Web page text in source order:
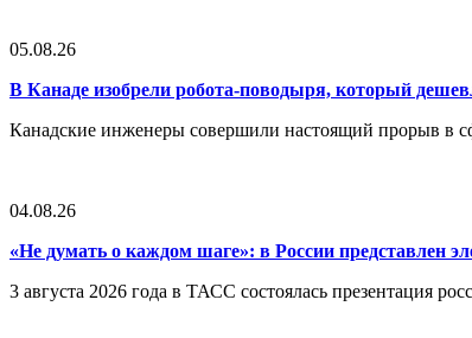
05.08.26
В Канаде изобрели робота-поводыря, который
Канадские инженеры совершили настоящий прорыв в
04.08.26
«Не думать о каждом шаге»: в России представлен
3 августа 2026 года в ТАСС состоялась презентация